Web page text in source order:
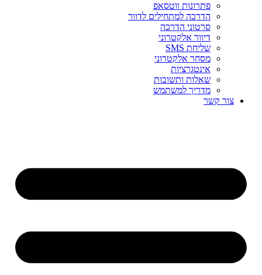
פתרונות ווטסאפ
הדרכה למתחילים לדוור
סרטוני הדרכה
דיוור אלקטרוני
שליחת SMS
מסחר אלקטרוני
אינטגרציות
שאלות ותשובות
מדריך למשתמש
צור קשר